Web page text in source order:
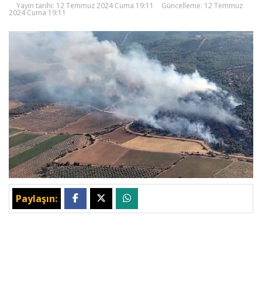
Yayın tarihi: 12 Temmuz 2024 Cuma 19:11 Güncelleme: 12 Temmuz
2024 Cuma 19:11
Paylaşın: